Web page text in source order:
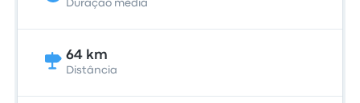
Duração média
64 km
Distância